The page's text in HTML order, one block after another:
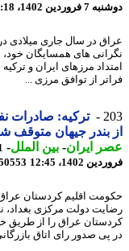
1402، 14:18
در سال جاری میلادی در
نگرانی
مرزهای ایران و ترکیه
از توافق مرزی ...
ترکیه: صادرات
بندر جیهان متوقف شد
ایران- بین الملل-
1402، 12:45
67250553
دولت مرکزی بغداد، نفت
عراق را از طریق خط
صدور رای اتاق بازرگانی ...